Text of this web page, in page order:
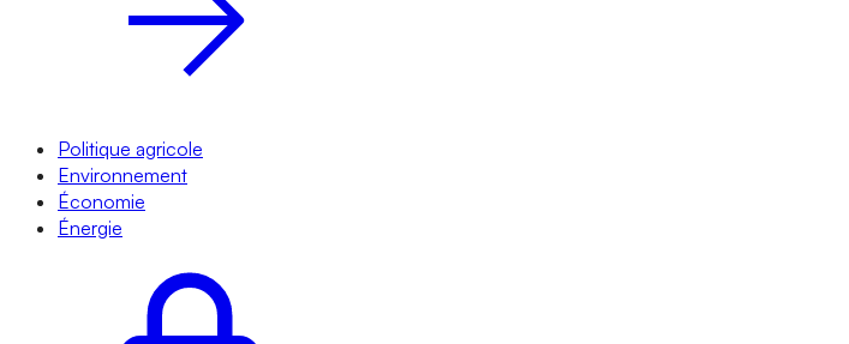
Politique agricole
Environnement
Économie
Énergie